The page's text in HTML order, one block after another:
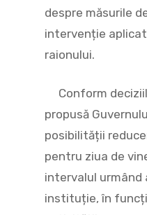
despre măsurile
intervenție
raionului.
Conform
propusă
posibilității
pentru ziua de
intervalul urmând
instituție, în